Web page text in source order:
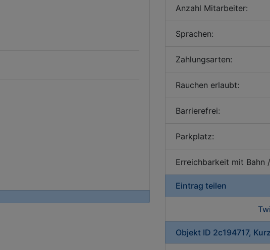
Anzahl Mitarbeiter:
Sprachen:
Zahlungsarten:
Rauchen erlaubt:
Barrierefrei:
Parkplatz:
Erreichbarkeit mit Bahn
Eintrag teilen
Objekt ID 2c194717,